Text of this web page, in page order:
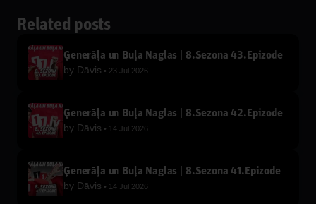
Related posts
Ģenerāļa un Buļa Naglas | 8.Sezona 43.Epizode
by Dāvis 23 Jul 2026
Ģenerāļa un Buļa Naglas | 8.Sezona 42.Epizode
by Dāvis 14 Jul 2026
Ģenerāļa un Buļa Naglas | 8.Sezona 41.Epizode
by Dāvis 14 Jul 2026